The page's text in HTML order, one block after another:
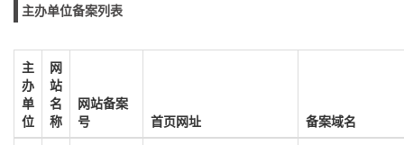
主办单位备案列表
主
办
单
位
网
站
名
称
网站备案
号
首页网址
备案域名